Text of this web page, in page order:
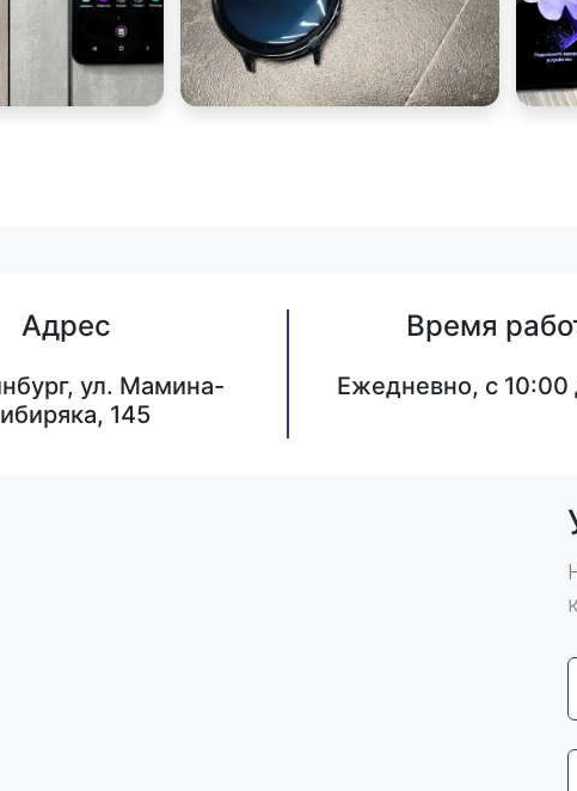
Адрес
ул. Мамина-
145
Время
Ежедневно, с 10:00